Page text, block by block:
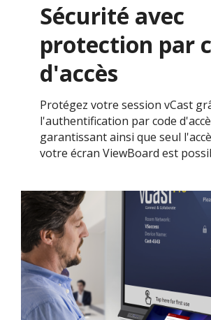
Sécurité avec
protection par
d'accès ​
Protégez votre session vCast
l'authentification par code
garantissant ainsi que seul
votre écran ViewBoard est